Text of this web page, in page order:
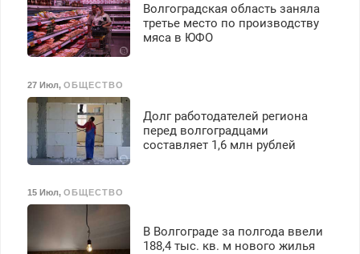
Волгоградская область заняла
третье место по производству
мяса в ЮФО
27 Июл, ОБЩЕСТВО
Долг работодателей региона
перед волгоградцами
составляет 1,6 млн рублей
15 Июл, ОБЩЕСТВО
В Волгограде за полгода ввели
188,4 тыс. кв. м нового жилья